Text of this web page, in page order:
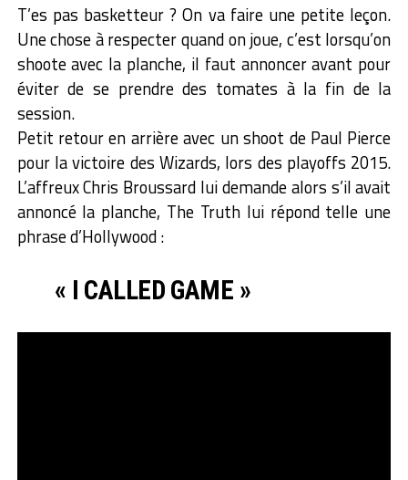
T’es pas basketteur ? On va faire une petite leçon.
Une chose à respecter quand on joue, c’est lorsqu’on
shoote avec la planche, il faut annoncer avant pour
éviter de se prendre des tomates à la fin de la
session.
Petit retour en arrière avec un shoot de Paul Pierce
pour la victoire des Wizards, lors des playoffs 2015.
L’affreux Chris Broussard lui demande alors s’il avait
annoncé la planche, The Truth lui répond telle une
phrase d’Hollywood :
« I CALLED GAME »